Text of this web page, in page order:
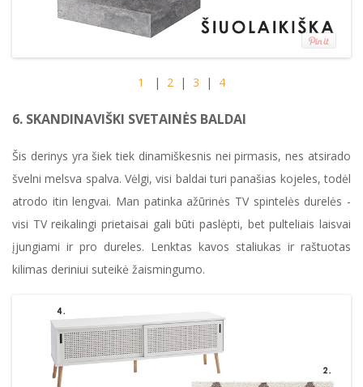
1 | 2 | 3 | 4
6. SKANDINAVIŠKI SVETAINĖS BALDAI
Šis derinys yra šiek tiek dinamiškesnis nei pirmasis, nes atsirado
švelni melsva spalva. Vėlgi, visi baldai turi panašias kojeles, todėl
atrodo itin lengvai. Man patinka ažūrinės TV spintelės durelės -
visi TV reikalingi prietaisai gali būti paslėpti, bet pulteliais laisvai
įjungiami ir pro dureles. Lenktas kavos staliukas ir raštuotas
kilimas deriniui suteikė žaismingumo.